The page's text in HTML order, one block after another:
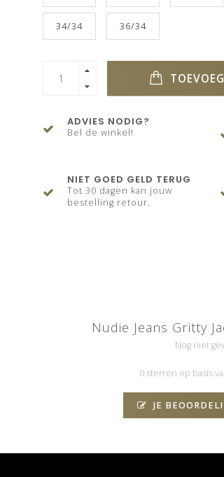
34/34 36/34
ADVIES NODIG?
Bel de winkel!
NIET GOED GELD TERUG
Tot 30 dagen kan jouw
bestelling retour.
Nudie Jeans Gritty
Nog niet
0 sterren op basis
JE